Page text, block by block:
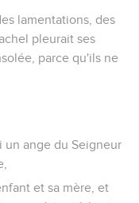
lamentations, des
pleurait ses
parce qu'ils ne
un ange du Seigneur
et sa mère, et